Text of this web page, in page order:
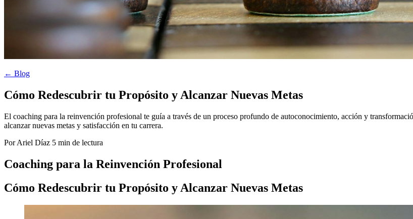
← Blog
Cómo Redescubrir tu Propósito y Alcanzar Nuevas Metas
El coaching para la reinvención profesional te guía a través de un proceso profundo de autoconocimiento, acción y
alcanzar nuevas metas y satisfacción en tu carrera.
Por Ariel Díaz 5 min de lectura
Coaching para la Reinvención Profesional
Cómo Redescubrir tu Propósito y Alcanzar Nuevas Metas